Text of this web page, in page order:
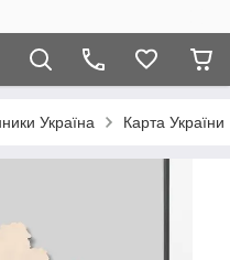
Україна Карта